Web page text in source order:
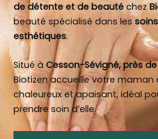
de détente et de beauté chez
beauté spécialisé dans les
esthétiques.
Situé àCesson-Sévigné, près de
Biotizen accueille votre maman
chaleureux et apaisant, idéal
prendre soin d’elle.